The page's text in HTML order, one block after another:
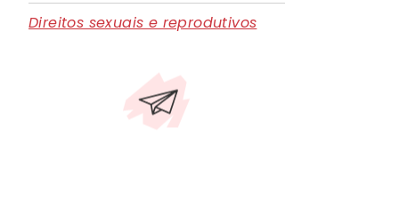
Direitos sexuais e reprodutivos